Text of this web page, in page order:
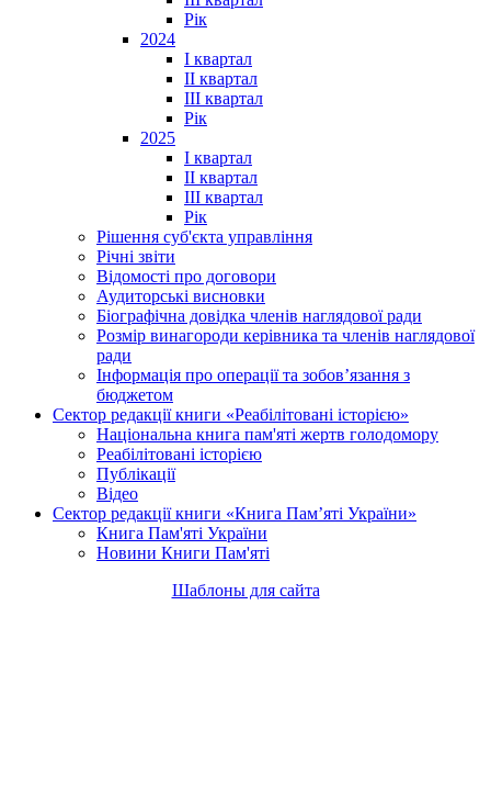
Рік
2024
I квартал
II квартал
III квартал
Рік
2025
I квартал
II квартал
III квартал
Рік
Рішення суб'єкта управління
Річні звіти
Відомості про договори
Аудиторські висновки
Біографічна довідка членів наглядової ради
Розмір винагороди керівника та членів наглядової
ради
Інформація про операції та зобов’язання з
бюджетом
Сектор редакції книги «Реабілітовані історією»
Національна книга пам'яті жертв голодомору
Реабілітовані історією
Публікації
Відео
Сектор редакції книги «Книга Пам’яті України»
Книга Пам'яті України
Новини Книги Пам'яті
Шаблоны для сайта